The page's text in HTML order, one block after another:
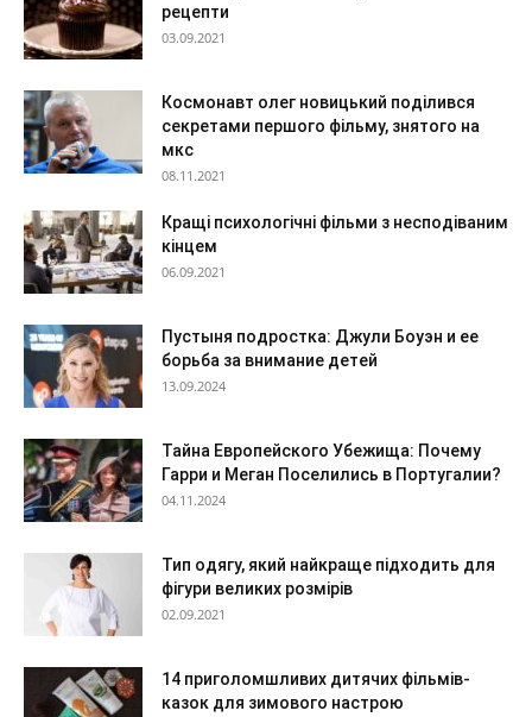
рецепти
03.09.2021
Космонавт олег новицький поділився
секретами першого фільму, знятого на
мкс
08.11.2021
Кращі психологічні фільми з несподіваним
кінцем
06.09.2021
Пустыня подростка: Джули Боуэн и ее
борьба за внимание детей
13.09.2024
Тайна Европейского Убежища: Почему
Гарри и Меган Поселились в Португалии?
04.11.2024
Тип одягу, який найкраще підходить для
фігури великих розмірів
02.09.2021
14 приголомшливих дитячих фільмів-
казок для зимового настрою